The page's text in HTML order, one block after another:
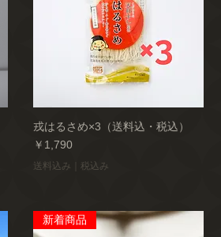
戎はるさめ×3（送料込・税込）
価格
￥1,790
送料込み｜税込み
新着商品